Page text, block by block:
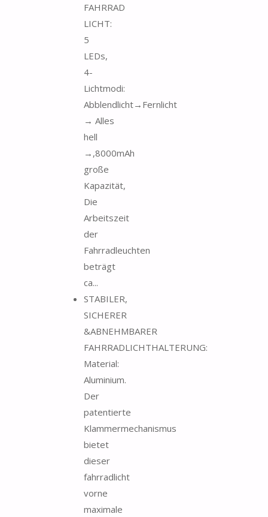
FAHRRAD
LICHT:
5
LEDs,
4-
Lichtmodi:
Abblendlicht→Fernlicht
→ Alles
hell
→,8000mAh
große
Kapazität,
Die
Arbeitszeit
der
Fahrradleuchten
beträgt
ca...
STABILER,
SICHERER
&ABNEHMBARER
FAHRRADLICHTHALTERUNG:
Material:
Aluminium.
Der
patentierte
Klammermechanismus
bietet
dieser
fahrradlicht
vorne
maximale